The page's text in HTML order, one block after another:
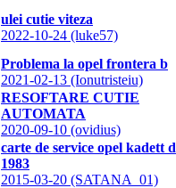
ulei cutie viteza
2022-10-24 (luke57)
Problema la opel frontera b
2021-02-13 (Ionutristeiu)
RESOFTARE CUTIE
AUTOMATA
2020-09-10 (ovidius)
carte de service opel kadett d
1983
2015-03-20 (SATANA_01)